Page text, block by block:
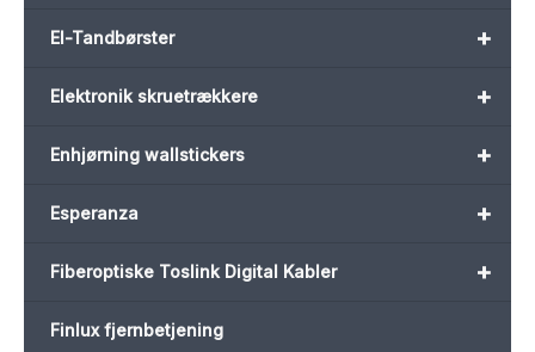
+
El-Tandbørster
+
Elektronik skruetrækkere
+
Enhjørning wallstickers
+
Esperanza
+
Fiberoptiske Toslink Digital Kabler
Finlux fjernbetjening